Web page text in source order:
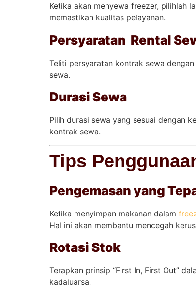
Ketika akan menyewa freezer, pilihlah
memastikan kualitas pelayanan.
Persyaratan Rental
Teliti persyaratan kontrak sewa
sewa.
Durasi Sewa
Pilih durasi sewa yang sesuai dengan
kontrak sewa.
Tips
Pengemasan yang
Ketika menyimpan makanan dalam
Hal ini akan membantu mencegah
Rotasi Stok
Terapkan prinsip “First In, First Out”
kadaluarsa.